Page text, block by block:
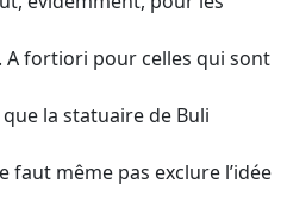
A fortiori pour celles qui sont
la statuaire de Buli
faut même pas exclure l’idée